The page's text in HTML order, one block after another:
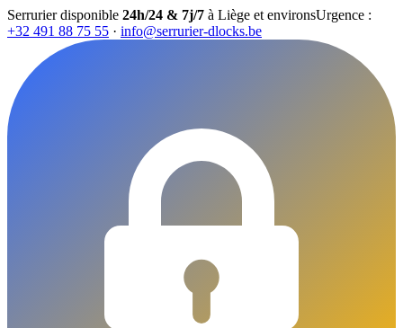
Serrurier disponible 24h/24 & 7j/7 à Liège et environsUrgence :
+32 491 88 75 55 · info@serrurier-dlocks.be